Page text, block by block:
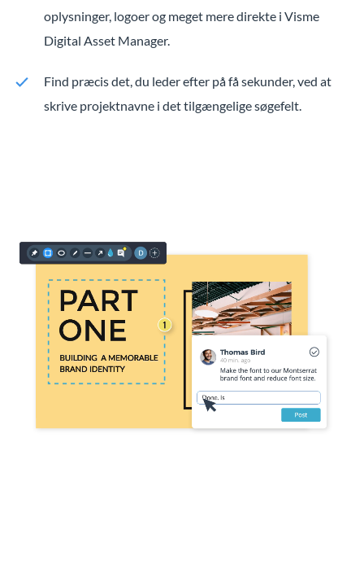
oplysninger, logoer og meget mere direkte i Visme
Digital Asset Manager.
Find præcis det, du leder efter på få sekunder, ved at
skrive projektnavne i det tilgængelige søgefelt.